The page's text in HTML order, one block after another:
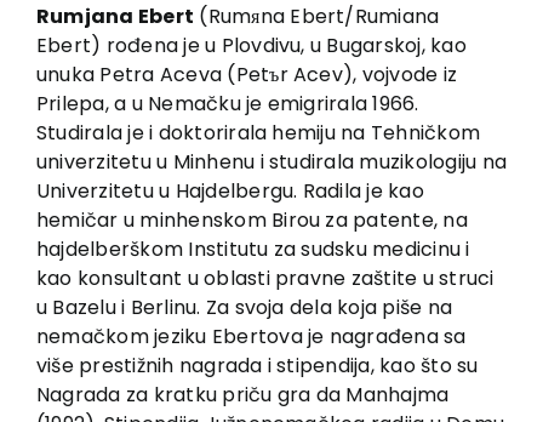
About us
Books
In preparation
Sale
Authors
News
EU PROJECTS
Contact
Rumjana Ebert (Rumяna Ebert/Rumiana
Ebert) rođena je u Plovdivu, u Bugarskoj, kao
unuka Petra Aceva (Petъr Acev), vojvode iz
Prilepa, a u Nemačku je emigrirala 1966.
Studirala je i doktorirala hemiju na Tehničkom
univerzitetu u Minhenu i studirala muzikologiju na
Univerzitetu u Hajdelbergu. Radila je kao
hemičar u minhenskom Birou za patente, na
hajdelberškom Institutu za sudsku medicinu i
kao konsultant u oblasti pravne zaštite u struci
u Bazelu i Berlinu. Za svoja dela koja piše na
nemačkom jeziku Ebertova je nagrađena sa
više prestižnih nagrada i stipendija, kao što su
Nagrada za kratku priču gra da Manhajma